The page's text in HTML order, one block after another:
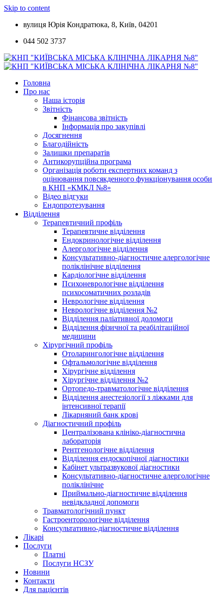
Skip to content
вулиця Юрія Кондратюка, 8, Київ, 04201
044 502 3737
Головна
Про нас
Наша історія
Звітність
Фінансова звітність
Інформація про закупівлі
Досягнення
Благодійність
Залишки препаратів
Антикорупційна програма
Організація роботи експертних команд з
оцінювання повсякденного функціонування особи
в КНП «КМКЛ №8»
Відео відгуки
Ендопротезування
Відділення
Терапевтичний профіль
Терапевтичне відділення
Ендокринологічне відділення
Алергологічне відділення
Консультативно-діагностичне алергологічне
поліклінічне відділення
Кардіологічне відділення
Психоневрологічне відділення
психосоматичних розладів
Неврологічне відділення
Неврологічне відділення №2
Відділення паліативної доломоги
Відділення фізичної та реабілітаційної
медицини
Хірургічний профіль
Отоларингологічне відділення
Офтальмологічне відділення
Хірургічне відділення
Хірургічне відділення №2
Ортопедо-травматологічне відділення
Відділення анестезіології з ліжками для
інтенсивної терапії
Лікарняний банк крові
Діагностичний профіль
Централізована клініко-діагностична
лабораторія
Рентгенологічне відділення
Відділення ендоскопічної діагностики
Кабінет ультразвукової діагностики
Консультативно-діагностичне алергологічне
поліклінічне
Приймально-діагностичне відділення
невідкладної допомоги
Травматологічний пункт
Гастроенторологічне відділення
Консультативно-діагностичне відділення
Лікарі
Послуги
Платні
Послуги НСЗУ
Новини
Контакти
Для пацієнтів